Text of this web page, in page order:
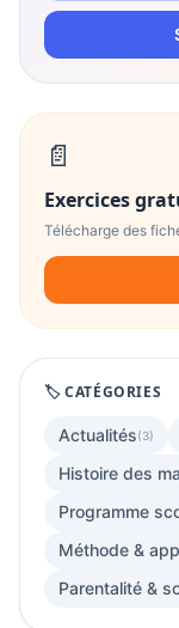
📄
Exercices
Télécharge des
🏷️ CATÉGORIES
Actualités(3)
Histoire des
Programme
Méthode &
Parentalité &